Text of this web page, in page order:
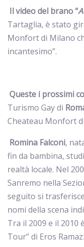
Il video del brano “
Tartaglia, è stato
Monfort di Milano
incantesimo”.
Queste i prossimi
Turismo Gay di
Cheateau Monfort di
Romina Falconi,
fin da bambina,
realtà locale. Nel
Sanremo nella
seguito si
nomi della scena
Tra il 2009 e il 2010
Tour” di Eros